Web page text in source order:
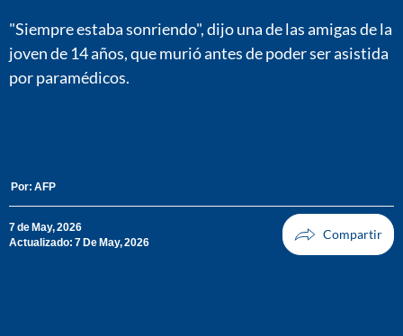
"Siempre estaba sonriendo", dijo una de las amigas de la
joven de 14 años, que murió antes de poder ser asistida
por paramédicos.
Por: AFP
7 de May, 2026
Actualizado: 7 De May, 2026